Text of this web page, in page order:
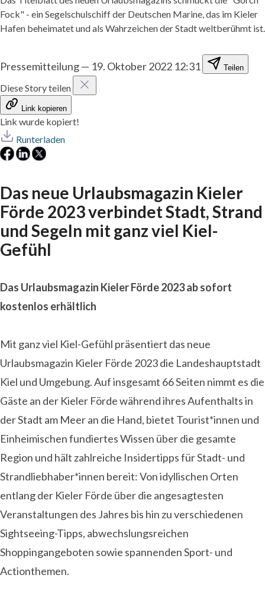
Fock" - ein Segelschulschiff der Deutschen Marine, das im Kieler
Hafen beheimatet und als Wahrzeichen der Stadt weltberühmt ist.
Pressemitteilung— 19. Oktober 2022 12:31 Teilen
Diese Story teilen
Link kopieren
Link wurde kopiert!
Runterladen
Das neue Urlaubsmagazin Kieler
Förde 2023 verbindet Stadt, Strand
und Segeln mit ganz viel Kiel-
Gefühl
Das Urlaubsmagazin Kieler Förde 2023 ab sofort
kostenlos erhältlich
Mit ganz viel Kiel-Gefühl präsentiert das neue
Urlaubsmagazin Kieler Förde 2023 die Landeshauptstadt
Kiel und Umgebung. Auf insgesamt 66 Seiten nimmt es die
Gäste an der Kieler Förde während ihres Aufenthalts in
der Stadt am Meer an die Hand, bietet Tourist*innen und
Einheimischen fundiertes Wissen über die gesamte
Region und hält zahlreiche Insidertipps für Stadt- und
Strandliebhaber*innen bereit: Von idyllischen Orten
entlang der Kieler Förde über die angesagtesten
Veranstaltungen des Jahres bis hin zu verschiedenen
Sightseeing-Tipps, abwechslungsreichen
Shoppingangeboten sowie spannenden Sport- und
Actionthemen.